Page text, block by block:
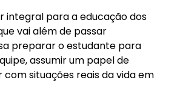
integral para a educação dos
vai além de passar
preparar o estudante para
assumir um papel de
com situações reais da vida em